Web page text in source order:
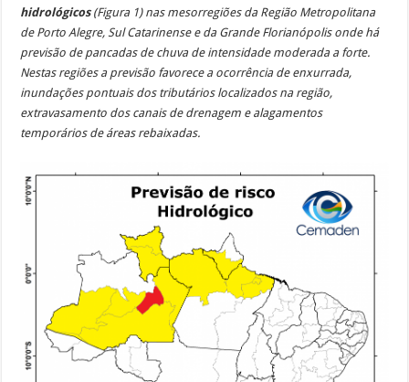
hidrológicos(Figura 1) nas mesorregiões da Região Metropolitana
de Porto Alegre, Sul Catarinense e da Grande Florianópolis onde há
previsão de pancadas de chuva de intensidade moderada a forte.
Nestas regiões a previsão favorece a ocorrência de enxurrada,
inundações pontuais dos tributários localizados na região,
extravasamento dos canais de drenagem e alagamentos
temporários de áreas rebaixadas.